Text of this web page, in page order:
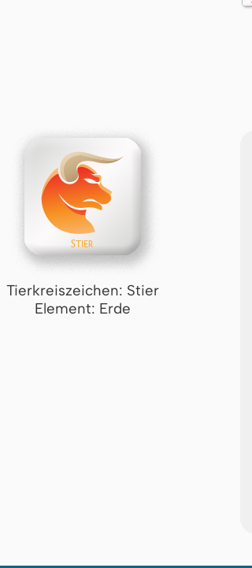
Tierkreiszeichen: Stier
Element: Erde